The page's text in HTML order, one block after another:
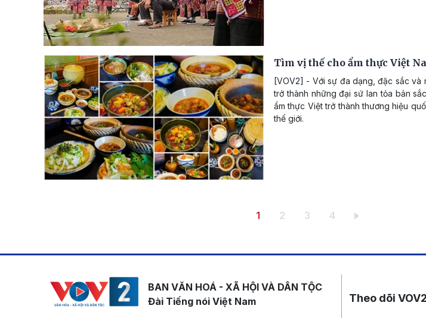
Tìm vị thế cho ẩm thực Việt
[VOV2] - Với sự đa dạng, đặc sắc và
trở thành những đại sứ lan tỏa bản
ẩm thực Việt trở thành thương hiệu
thế giới.
Trang hiện thời
1 Trang
2 Trang
3 Trang
4
BAN VĂN HOÁ - XÃ HỘI VÀ DÂN TỘC
Đài Tiếng nói Việt Nam
Mạng
Theo dõi